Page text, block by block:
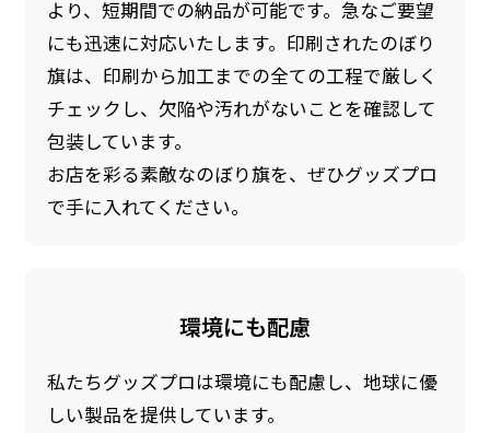
より、短期間での納品が可能です。急なご要望
にも迅速に対応いたします。印刷されたのぼり
旗は、印刷から加工までの全ての工程で厳しく
チェックし、欠陥や汚れがないことを確認して
包装しています。
お店を彩る素敵なのぼり旗を、ぜひグッズプロ
で手に入れてください。
環境にも配慮
私たちグッズプロは環境にも配慮し、地球に優
しい製品を提供しています。